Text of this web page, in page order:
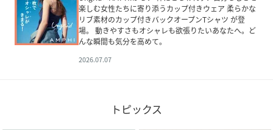
楽しむ女性たちに寄り添うカップ付きウェア 柔らかな
リブ素材のカップ付きバックオープンTシャツ が登
場。 動きやすさもオシャレも欲張りたいあなたへ。ど
んな瞬間も気分を高めて。
2026.07.07
トピックス